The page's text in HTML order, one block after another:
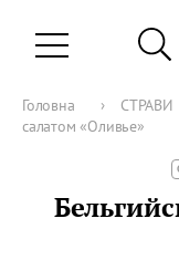
Головна › СТРАВИ
салатом «Оливье»